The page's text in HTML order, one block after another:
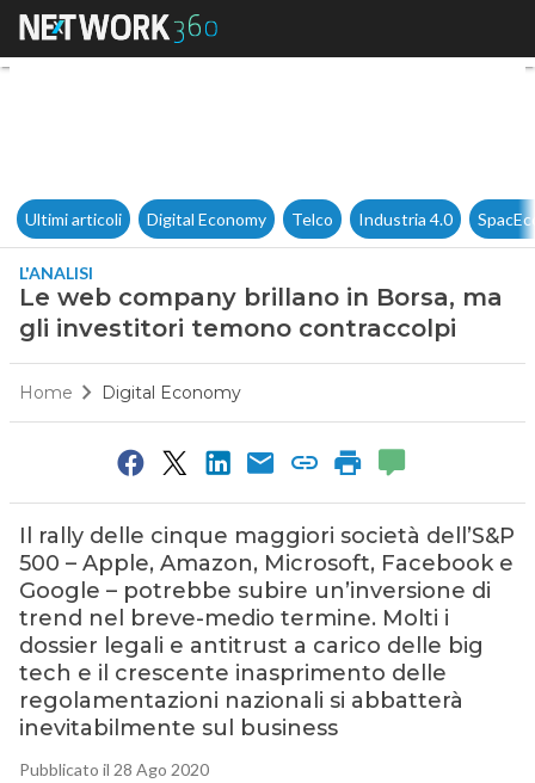
Le web company brillano in
Ultimi articoli Digital Economy Telco Industria 4.0
L'ANALISI
Le web company brillano in Borsa, ma
gli investitori temono contraccolpi
Home Digital Economy
Il rally delle cinque maggiori società dell’S&P
500 – Apple, Amazon, Microsoft, Facebook e
Google – potrebbe subire un’inversione di
trend nel breve-medio termine. Molti i
dossier legali e antitrust a carico delle big
tech e il crescente inasprimento delle
regolamentazioni nazionali si abbatterà
inevitabilmente sul business
Pubblicato il 28 Ago 2020